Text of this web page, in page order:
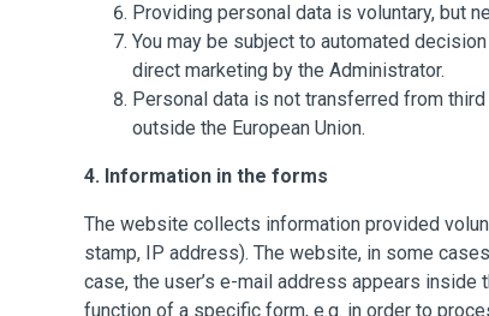
Providing personal data is voluntary, but
You may be subject to automated
direct marketing by the Administrator.
Personal data is not transferred from
outside the European Union.
4. Information in the forms
The website collects information provided
stamp, IP address). The website, in some
case, the user’s e-mail address appears inside
function of a specific form, e.g. in order to